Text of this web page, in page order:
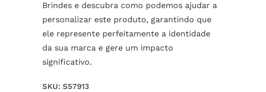
Brindes e descubra como podemos ajudar a
personalizar este produto, garantindo que
ele represente perfeitamente a identidade
da sua marca e gere um impacto
significativo.
SKU: S57913